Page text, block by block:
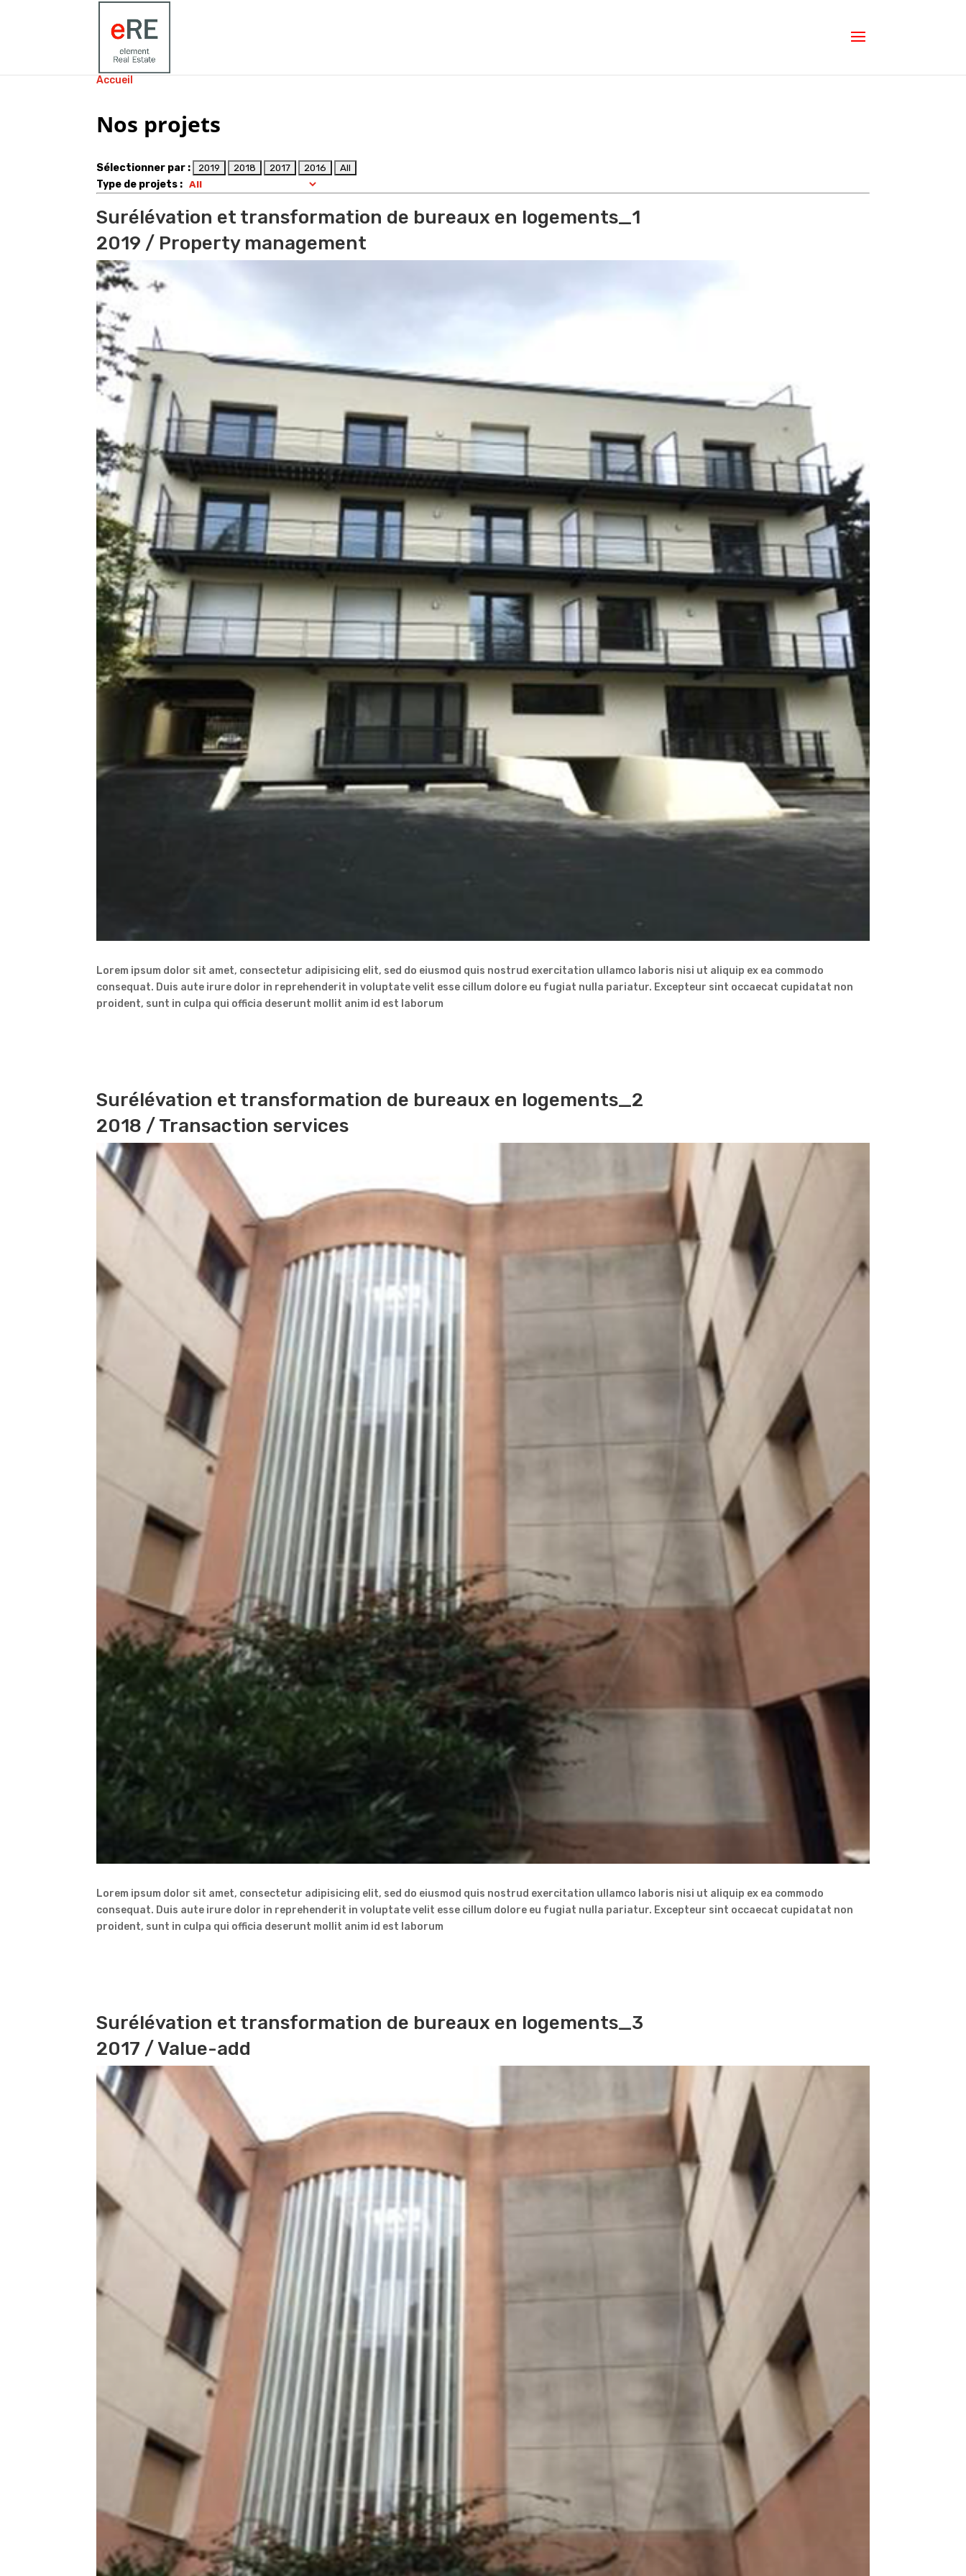
Accueil
Nos projets
Sélectionner par :
Type de projets :
Surélévation et transformation de bureaux en logements_1
2019 / Property management
Lorem ipsum dolor sit amet, consectetur adipisicing elit, sed do eiusmod quis nostrud exercitation ullamco laboris nisi ut aliquip ex ea commodo
consequat. Duis aute irure dolor in reprehenderit in voluptate velit esse cillum dolore eu fugiat nulla pariatur. Excepteur sint occaecat cupidatat non
proident, sunt in culpa qui officia deserunt mollit anim id est laborum
Surélévation et transformation de bureaux en logements_2
2018 / Transaction services
Lorem ipsum dolor sit amet, consectetur adipisicing elit, sed do eiusmod quis nostrud exercitation ullamco laboris nisi ut aliquip ex ea commodo
consequat. Duis aute irure dolor in reprehenderit in voluptate velit esse cillum dolore eu fugiat nulla pariatur. Excepteur sint occaecat cupidatat non
proident, sunt in culpa qui officia deserunt mollit anim id est laborum
Surélévation et transformation de bureaux en logements_3
2017 / Value-add